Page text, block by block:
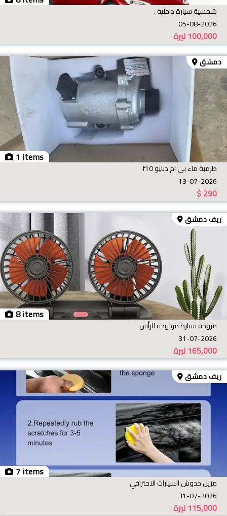
شمسية سيارة داخلية .
05-08-2026
ليرة100,000
1 items
دمشق
طرمبة ماء بي ام دبليو f10
13-07-2026
$290
8 items
ريف دمشق
مروحة سيارة مزدوجة الرأس
31-07-2026
ليرة165,000
7 items
ريف دمشق
مزيل خدوش السيارات الاحترافي
31-07-2026
ليرة115,000